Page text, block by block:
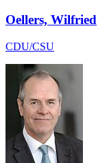
Oellers, Wilfried
CDU/CSU